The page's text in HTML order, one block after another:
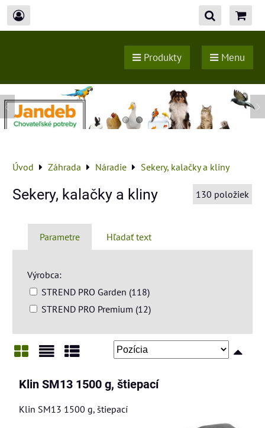
Produkty Menu
Úvod Záhrada Náradie Sekery, kalačky a kliny
Sekery, kalačky a kliny 130 položiek
Parametre Hľadať text
Výrobca:
STREND PRO Garden (118)
STREND PRO Premium (12)
Klin SM13 1500 g, štiepací
Klin SM13 1500 g, štiepací